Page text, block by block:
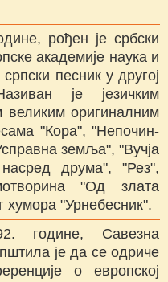
рођен је србски
академије наука и
песник у другој
је језичким
оригиналним
"Кора", "Непочин-
земља", "Вучја
друма", "Рез",
"Од злата
хумора "Урнебесник".
године, Савезна
је да се одриче
о европској